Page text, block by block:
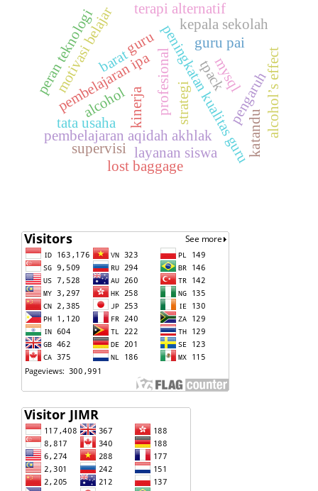
pembelajaran ipa tpack
peningkatan kualitas guru
pengaruh
pembelajaran aqidah akhlak
kinerja
tata usaha
layanan siswa
motivasi belajar
strategi
guru pai
kepala sekolah
profesional
guru
mysql
peran teknologi
supervisi katandu
terapi alternatif
lost baggage
barat
alcohol alcohol’s effect